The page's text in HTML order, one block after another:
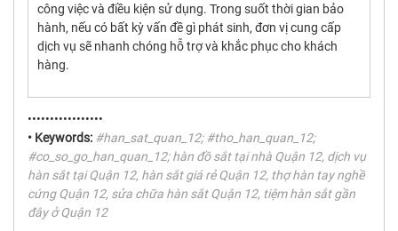
công việc và điều kiện sử dụng. Trong suốt thời gian bảo
hành, nếu có bất kỳ vấn đề gì phát sinh, đơn vị cung cấp
dịch vụ sẽ nhanh chóng hỗ trợ và khắc phục cho khách
hàng.
•••••••••••••••••
• Keywords: #han_sat_quan_12; #tho_han_quan_12;
#co_so_go_han_quan_12; hàn đồ sắt tại nhà Quận 12, dịch vụ
hàn sắt tại Quận 12, hàn sắt giá rẻ Quận 12, thợ hàn tay nghề
cứng Quận 12, sửa chữa hàn sắt Quận 12, tiệm hàn sắt gần
đây ở Quận 12